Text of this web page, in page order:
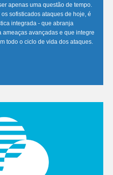
apenas uma questão de tempo.
sofisticados ataques de hoje, é
integrada - que abranja
avançadas e que integre
todo o ciclo de vida dos ataques.